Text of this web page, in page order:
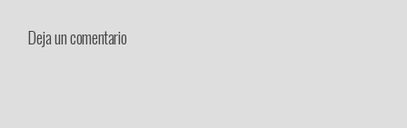
Deja un comentario